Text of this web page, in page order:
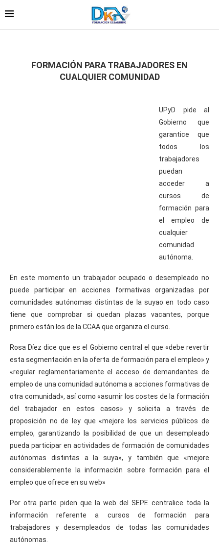
FORMACIÓN PARA TRABAJADORES EN
CUALQUIER COMUNIDAD
UPyD pide al
Gobierno que
garantice que
todos los
trabajadores
puedan
acceder a
cursos de
formación para
el empleo de
cualquier
comunidad
autónoma.
En este momento un trabajador ocupado o desempleado no
puede participar en acciones formativas organizadas por
comunidades autónomas distintas de la suyao en todo caso
tiene que comprobar si quedan plazas vacantes, porque
primero están los de la CCAA que organiza el curso.
Rosa Díez dice que es el Gobierno central el que «debe revertir
esta segmentación en la oferta de formación para el empleo» y
«regular reglamentariamente el acceso de demandantes de
empleo de una comunidad autónoma a acciones formativas de
otra comunidad», así como «asumir los costes de la formación
del trabajador en estos casos» y solicita a través de
proposición no de ley que «mejore los servicios públicos de
empleo, garantizando la posibilidad de que un desempleado
pueda participar en actividades de formación de comunidades
autónomas distintas a la suya», y también que «mejore
considerablemente la información sobre formación para el
empleo que ofrece en su web»
Por otra parte piden que la web del SEPE centralice toda la
información referente a cursos de formación para
trabajadores y desempleados de todas las comunidades
autónomas.